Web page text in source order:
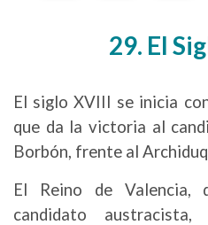
29. El
El siglo XVIII se inicia
que da la victoria al
Borbón, frente al
El Reino de Valencia,
candidato